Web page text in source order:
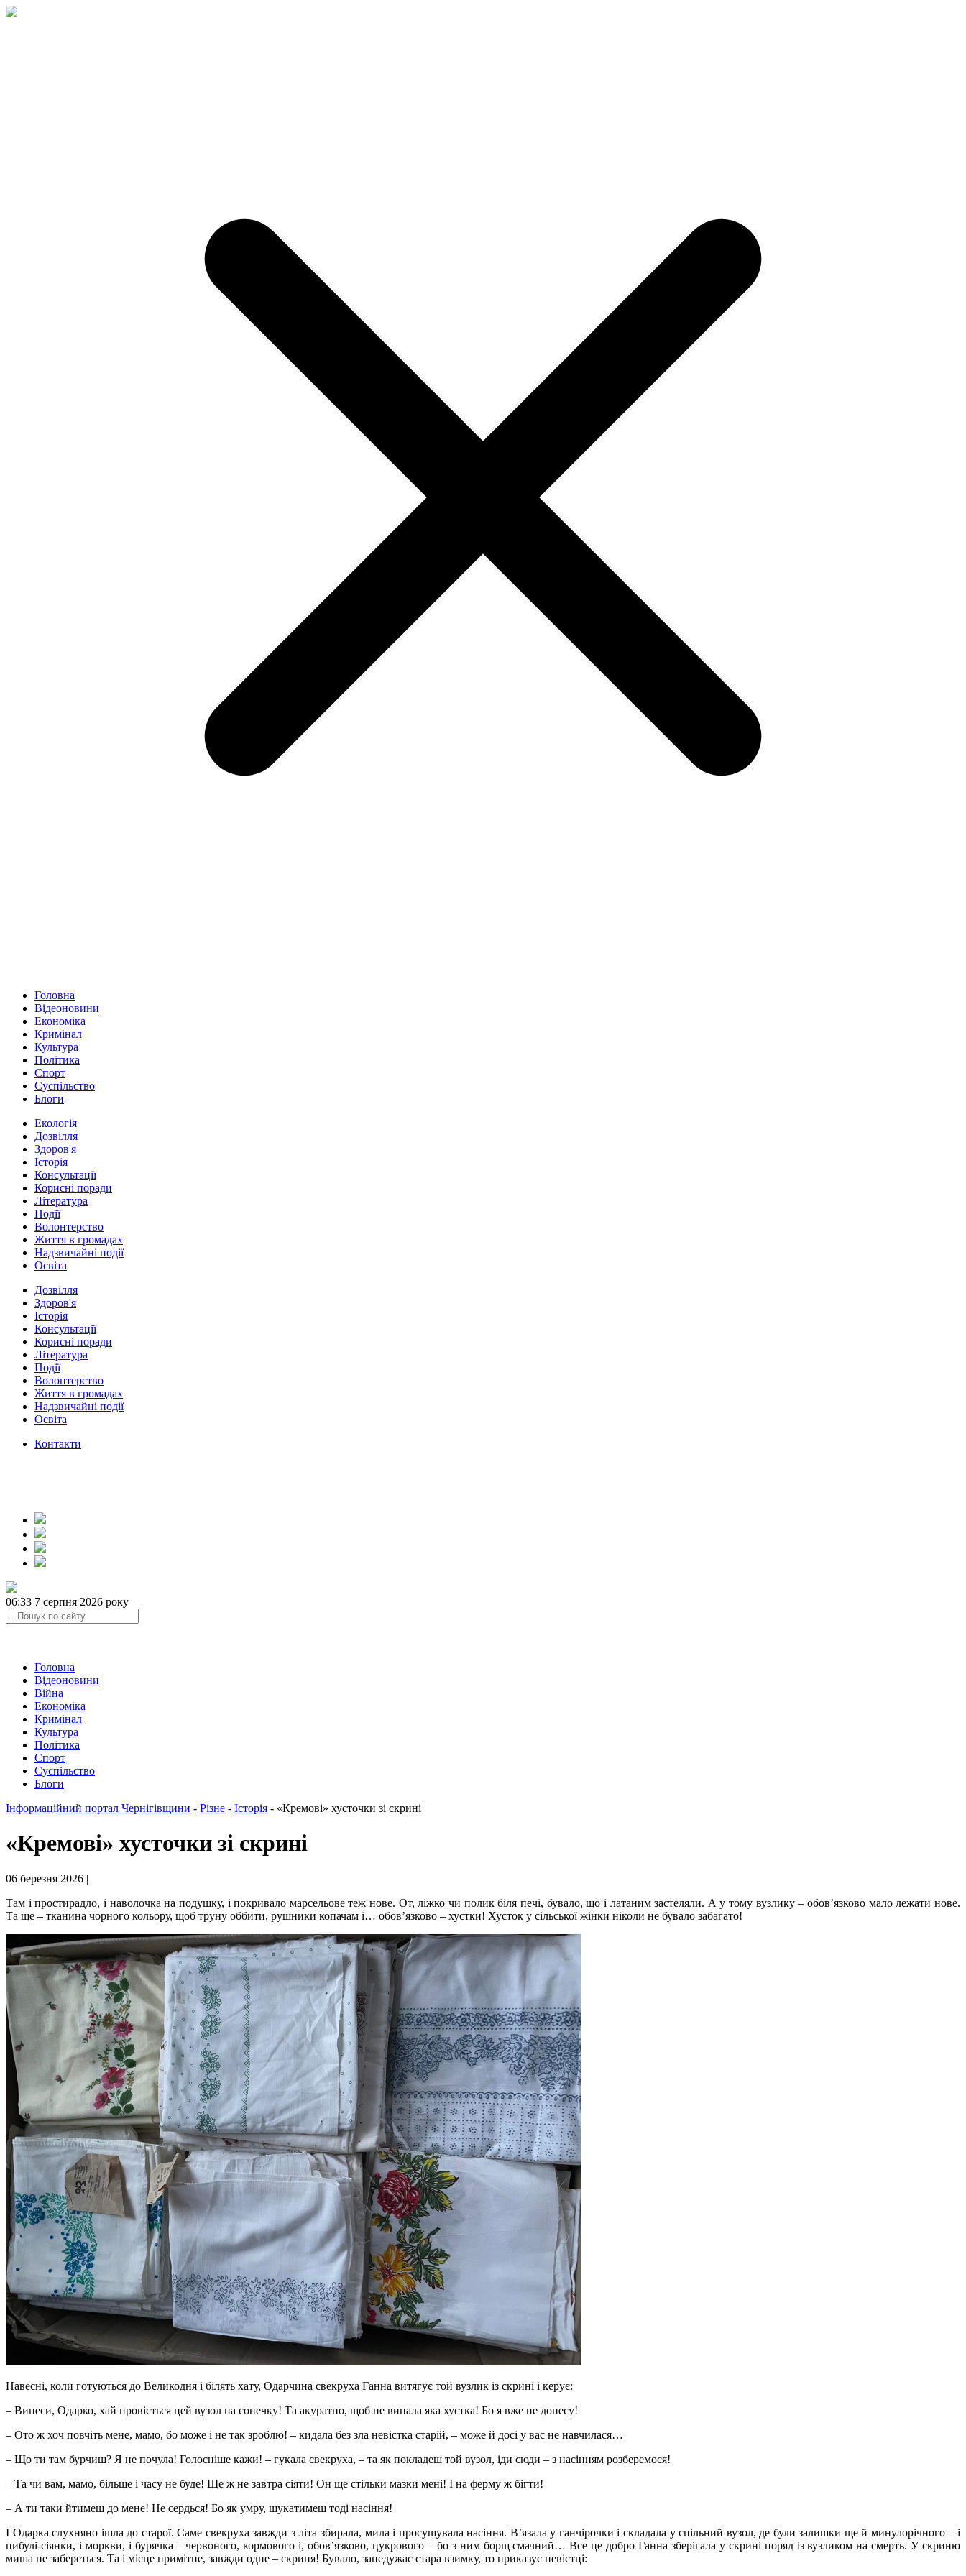
Головна
Відеоновини
Економіка
Кримінал
Культура
Політика
Спорт
Суспільство
Блоги
Екологія
Дозвілля
Здоров'я
Історія
Консультації
Корисні поради
Література
Події
Волонтерство
Життя в громадах
Надзвичайні події
Освіта
Дозвілля
Здоров'я
Історія
Консультації
Корисні поради
Література
Події
Волонтерство
Життя в громадах
Надзвичайні події
Освіта
Контакти
06:33 7 серпня 2026 року
Головна
Відеоновини
Війна
Економіка
Кримінал
Культура
Політика
Спорт
Суспільство
Блоги
Інформаційний портал Чернігівщини - Різне - Історія - «Кремові» хусточки зі скрині
«Кремові» хусточки зі скрині
06 березня 2026 |
Там і простирадло, і наволочка на подушку, і покривало марсельове теж нове. От, ліжко чи полик біля печі, бувало, що і латаним застеляли. А у тому вузлику – обов’язково мало лежати нове.
Та ще – тканина чорного кольору, щоб труну оббити, рушники копачам і… обов’язково – хустки! Хусток у сільської жінки ніколи не бувало забагато!
Навесні, коли готуються до Великодня і білять хату, Одарчина свекруха Ганна витягує той вузлик із скрині і керує:
– Винеси, Одарко, хай провіється цей вузол на сонечку! Та акуратно, щоб не випала яка хустка! Бо я вже не донесу!
– Ото ж хоч повчіть мене, мамо, бо може і не так зроблю! – кидала без зла невістка старій, – може й досі у вас не навчилася…
– Що ти там бурчиш? Я не почула! Голосніше кажи! – гукала свекруха, – та як покладеш той вузол, іди сюди – з насінням розберемося!
– Та чи вам, мамо, більше і часу не буде! Ще ж не завтра сіяти! Он ще стільки мазки мені! І на ферму ж бігти!
– А ти таки йтимеш до мене! Не сердься! Бо як умру, шукатимеш тоді насіння!
І Одарка слухняно ішла до старої. Саме свекруха завжди з літа збирала, мила і просушувала насіння. В’язала у ганчірочки і складала у спільний вузол, де були залишки ще й минулорічного – і
цибулі-сіянки, і моркви, і бурячка – червоного, кормового і, обов’язково, цукрового – бо з ним борщ смачний… Все це добро Ганна зберігала у скрині поряд із вузликом на смерть. У скриню
миша не забереться. Та і місце примітне, завжди одне – скриня! Бувало, занедужає стара взимку, то приказує невістці: